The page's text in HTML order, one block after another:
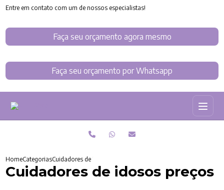
Entre em contato com um de nossos especialistas!
Faça seu orçamento agora mesmo
Faça seu orçamento por Whatsapp
HomeCategoriasCuidadores de idosos preços
Cuidadores de idosos preços